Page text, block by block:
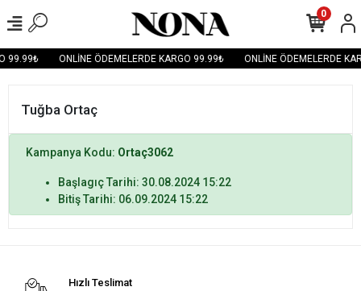
99.99₺ ONLİNE ÖDEMELERDE KARGO 99.99₺ ONLİNE ÖDEMELERDE
0
Tuğba Ortaç
Kampanya Kodu: Ortaç3062
Başlagıç Tarihi: 30.08.2024 15:22
Bitiş Tarihi: 06.09.2024 15:22
Hızlı Teslimat